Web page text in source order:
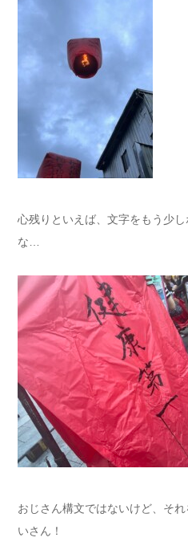
心残りといえば、文字をもう少
な…
おじさん構文ではないけど、そ
いさん！